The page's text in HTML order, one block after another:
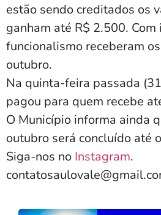
estão sendo creditados os
ganham até R$ 2.500.
funcionalismo receberam
outubro.
Na quinta-feira passada
pagou para quem recebe
O Município informa ainda
outubro será concluído até
Siga-nos no Instagram.